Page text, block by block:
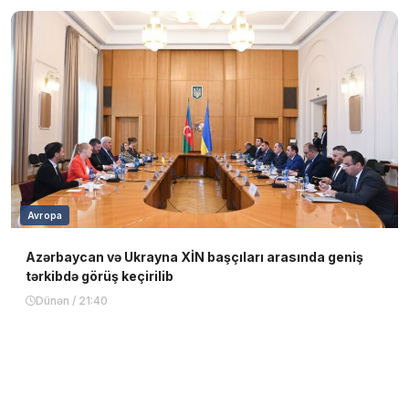
Avropa
Azərbaycan və Ukrayna XİN başçıları arasında geniş
tərkibdə görüş keçirilib
Dünən / 21:40